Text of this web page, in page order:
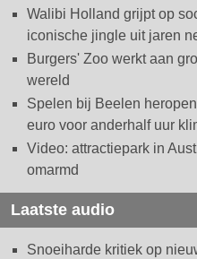
Walibi Holland grijpt op
iconische jingle uit jaren
Burgers' Zoo werkt aan
wereld
Spelen bij Beelen
euro voor anderhalf uur
Video: attractiepark in
omarmd
Laatste audio
Snoeiharde kritiek op